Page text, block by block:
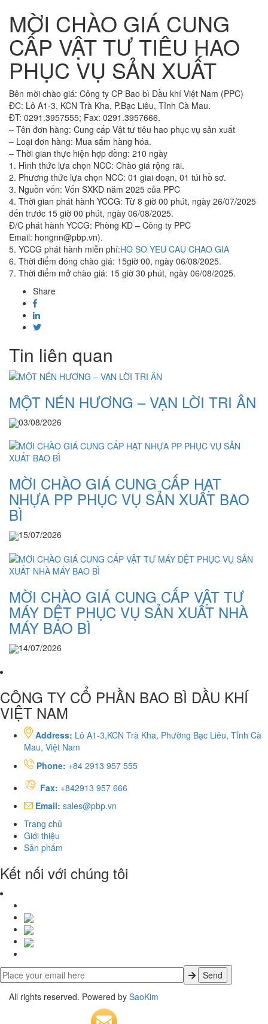
MỜI CHÀO GIÁ CUNG
CẤP VẬT TƯ TIÊU HAO
PHỤC VỤ SẢN XUẤT
Bên mời chào giá: Công ty CP Bao bì Dầu khí Việt Nam (PPC)
ĐC: Lô A1-3, KCN Trà Kha, P.Bạc Liêu, Tỉnh Cà Mau.
ĐT: 0291.3957555; Fax: 0291.3957666.
– Tên đơn hàng: Cung cấp Vật tư tiêu hao phục vụ sản xuất
– Loại đơn hàng: Mua sắm hàng hóa.
– Thời gian thực hiện hợp đồng: 210 ngày
1. Hình thức lựa chọn NCC: Chào giá rộng rãi.
2. Phương thức lựa chọn NCC: 01 giai đoạn, 01 túi hồ sơ.
3. Nguồn vốn: Vốn SXKD năm 2025 của PPC
4. Thời gian phát hành YCCG: Từ 8 giờ 00 phút, ngày 26/07/2025
đến trước 15 giờ 00 phút, ngày 06/08/2025.
Đ/C phát hành YCCG: Phòng KD – Công ty PPC
Email: hongnn@pbp.vn).
5. YCCG phát hành miễn phí:HO SO YEU CAU CHAO GIA
6. Thời điểm đóng chào giá: 15giờ 00, ngày 06/08/2025.
7. Thời điểm mở chào giá: 15 giờ 30 phút, ngày 06/08/2025.
Share
Tin liên quan
MỘT NÉN HƯƠNG – VẠN LỜI TRI ÂN
03/08/2026
MỜI CHÀO GIÁ CUNG CẤP HẠT
NHỰA PP PHỤC VỤ SẢN XUẤT BAO
BÌ
15/07/2026
MỜI CHÀO GIÁ CUNG CẤP VẬT TƯ
MÁY DỆT PHỤC VỤ SẢN XUẤT NHÀ
MÁY BAO BÌ
14/07/2026
CÔNG TY CỔ PHẦN BAO BÌ DẦU KHÍ
VIỆT NAM
Address: Lô A1-3,KCN Trà Kha, Phường Bạc Liêu, Tỉnh Cà
Mau, Việt Nam
Phone: +84 2913 957 555
Fax: +842913 957 666
Email: sales@pbp.vn
Trang chủ
Giới thiệu
Sản phẩm
Kết nối với chúng tôi
All rights reserved. Powered by SaoKim